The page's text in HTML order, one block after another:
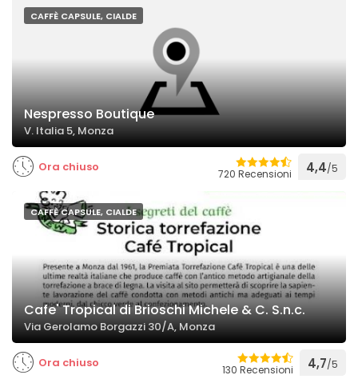
CAFFÈ CAPSULE, CIALDE
Nespresso Boutique
V. Italia 5, Monza
Ora chiuso 720 Recensioni 4,4/5
CAFFÈ CAPSULE, CIALDE
Cafe' Tropical di Brioschi Michele & C. S.n.c.
Via Gerolamo Borgazzi 30/A, Monza
Ora chiuso 130 Recensioni 4,7/5